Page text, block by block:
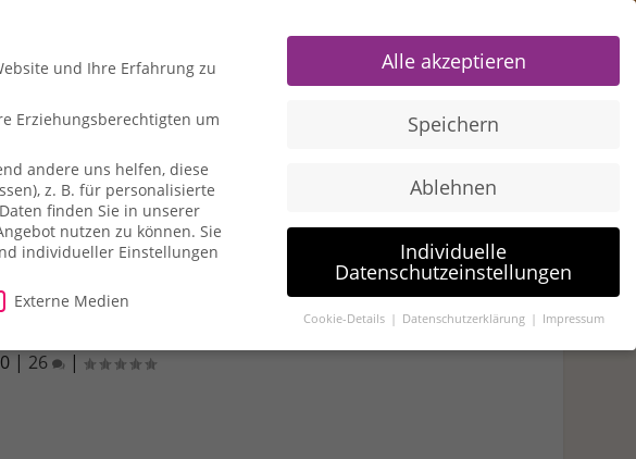
0 Items
Alles zu American Express
– Kulanz-Aktion
| 26 |
und Ihre Erfahrung zu
Erziehungsberechtigten um
andere uns helfen, diese
z. B. für personalisierte
finden Sie in unserer
nutzen zu können. Sie
individueller Einstellungen
Externe Medien
Alle akzeptieren
Speichern
Ablehnen
Individuelle
Datenschutzeinstellungen
Cookie-Details Datenschutzerklärung Impressum